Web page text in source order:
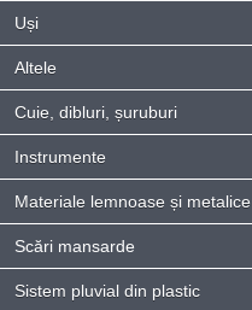
Uși
Altele
Cuie, dibluri, șuruburi
Instrumente
Materiale lemnoase și metalice
Scări mansarde
Sistem pluvial din plastic